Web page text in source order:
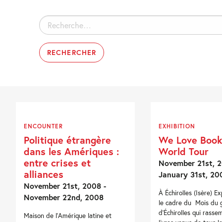
Rechercher :
ENCOUNTER
Politique étrangère
dans les Amériques :
entre crises et
alliances
November 21st, 2008 -
November 22nd, 2008
Maison de l'Amérique latine et
EXHIBITION
We Love
World Tour
November 21st,
January 31st,
À Échirolles (Isère)
le cadre du Mois du
d’Échirolles qui